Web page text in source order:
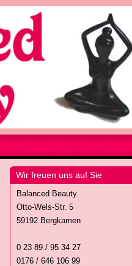
Wir freuen uns auf Sie
Balanced Beauty
Otto-Wels-Str. 5
59192 Bergkamen
0 23 89 / 95 34 27
0176 / 646 106 99